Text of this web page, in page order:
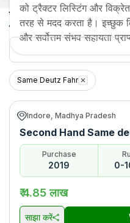
को ट्रैक्टर लिस्टिंग और
तरह से मदद करता है। इच्छुक
और सर्वोत्तम संभव सहायता
Old Tractor Model
Same deutz fahr 3042 E
Same deutz fahr Agrolux 45
Same deutz fahr Agromaxx
50 E 2WD
Same deutz fahr Agrolux 55
4050 E 2WD
Same deutz fahr Agrolux 45
Same deutz fahr Agrolux 80
4WD
सेकेंड हैंड सामे ड्यूज-फार
Same Deutz Fahr
Indore, Madhya Pradesh
Second Hand Same
Purchase
2019 0-
₹ 4.85 लाख
साझा करें